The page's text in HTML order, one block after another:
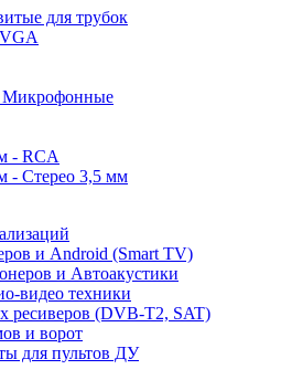
для трубок
- RCA
- Стерео 3,5 мм
и Android (Smart TV)
и Автоакустики
видео техники
ресиверов (DVB-T2, SAT)
и ворот
для пультов ДУ